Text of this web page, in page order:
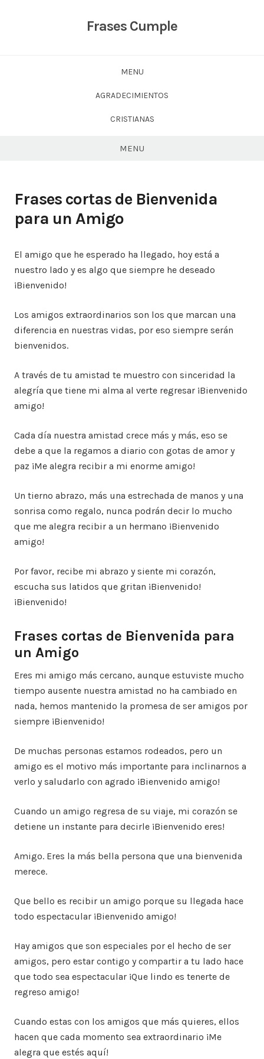
Frases Cumple
MENU
AGRADECIMIENTOS
CRISTIANAS
MENU
Frases cortas de Bienvenida
para un Amigo
El amigo que he esperado ha llegado, hoy está a
nuestro lado y es algo que siempre he deseado
¡Bienvenido!
Los amigos extraordinarios son los que marcan una
diferencia en nuestras vidas, por eso siempre serán
bienvenidos.
A través de tu amistad te muestro con sinceridad la
alegría que tiene mi alma al verte regresar ¡Bienvenido
amigo!
Cada día nuestra amistad crece más y más, eso se
debe a que la regamos a diario con gotas de amor y
paz ¡Me alegra recibir a mi enorme amigo!
Un tierno abrazo, más una estrechada de manos y una
sonrisa como regalo, nunca podrán decir lo mucho
que me alegra recibir a un hermano ¡Bienvenido
amigo!
Por favor, recibe mi abrazo y siente mi corazón,
escucha sus latidos que gritan ¡Bienvenido!
¡Bienvenido!
Frases cortas de Bienvenida para
un Amigo
Eres mi amigo más cercano, aunque estuviste mucho
tiempo ausente nuestra amistad no ha cambiado en
nada, hemos mantenido la promesa de ser amigos por
siempre ¡Bienvenido!
De muchas personas estamos rodeados, pero un
amigo es el motivo más importante para inclinarnos a
verlo y saludarlo con agrado ¡Bienvenido amigo!
Cuando un amigo regresa de su viaje, mi corazón se
detiene un instante para decirle ¡Bienvenido eres!
Amigo. Eres la más bella persona que una bienvenida
merece.
Que bello es recibir un amigo porque su llegada hace
todo espectacular ¡Bienvenido amigo!
Hay amigos que son especiales por el hecho de ser
amigos, pero estar contigo y compartir a tu lado hace
que todo sea espectacular ¡Que lindo es tenerte de
regreso amigo!
Cuando estas con los amigos que más quieres, ellos
hacen que cada momento sea extraordinario ¡Me
alegra que estés aquí!